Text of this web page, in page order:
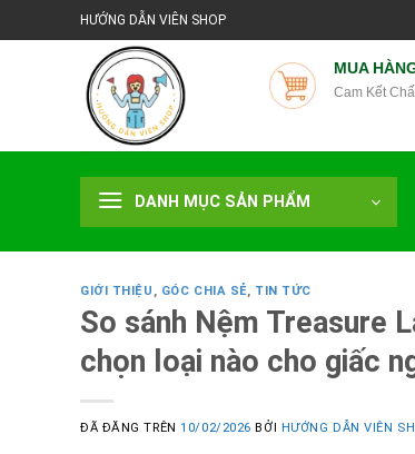
đến
HƯỚNG DẪN VIÊN SHOP
MUA
Cam Kết
DANH MỤC SẢN PHẨM
GIỚI THIỆU , GÓC CHIA SẺ, TIN TỨC
So sánh Nệm Treasure
chọn loại nào cho giấc
ĐÃ ĐĂNG TRÊN10/02/2026 BỞI HƯỚNG DẪN VIÊN